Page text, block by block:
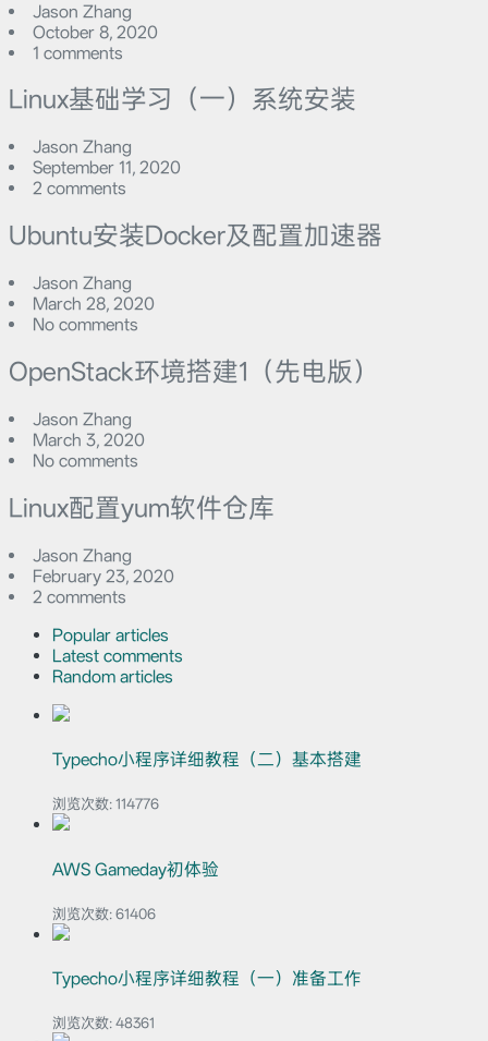
Jason Zhang
October 8, 2020
1 comments
Linux基础学习（一）系统安装
Jason Zhang
September 11, 2020
2 comments
Ubuntu安装Docker及配置加速器
Jason Zhang
March 28, 2020
No comments
OpenStack环境搭建1（先电版）
Jason Zhang
March 3, 2020
No comments
Linux配置yum软件仓库
Jason Zhang
February 23, 2020
2 comments
Popular articles
Latest comments
Random articles
Typecho小程序详细教程（二）基本搭建
浏览次数: 114776
AWS Gameday初体验
浏览次数: 61406
Typecho小程序详细教程（一）准备工作
浏览次数: 48361